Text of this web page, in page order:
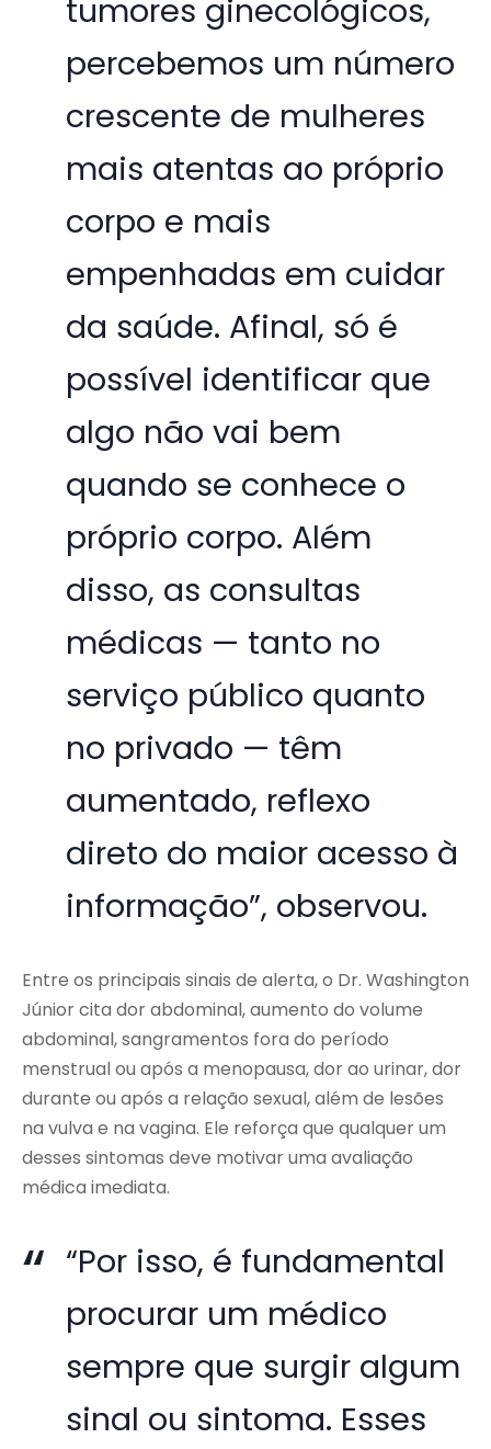
tumores ginecológicos,
percebemos um número
crescente de mulheres
mais atentas ao próprio
corpo e mais
empenhadas em cuidar
da saúde. Afinal, só é
possível identificar que
algo não vai bem
quando se conhece o
próprio corpo. Além
disso, as consultas
médicas — tanto no
serviço público quanto
no privado — têm
aumentado, reflexo
direto do maior acesso à
informação”, observou.
Entre os principais sinais de alerta, o Dr. Washington
Júnior cita dor abdominal, aumento do volume
abdominal, sangramentos fora do período
menstrual ou após a menopausa, dor ao urinar, dor
durante ou após a relação sexual, além de lesões
na vulva e na vagina. Ele reforça que qualquer um
desses sintomas deve motivar uma avaliação
médica imediata.
“Por isso, é fundamental
procurar um médico
sempre que surgir algum
sinal ou sintoma. Esses